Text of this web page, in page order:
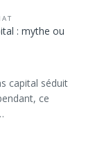
: mythe ou
capital séduit
ce